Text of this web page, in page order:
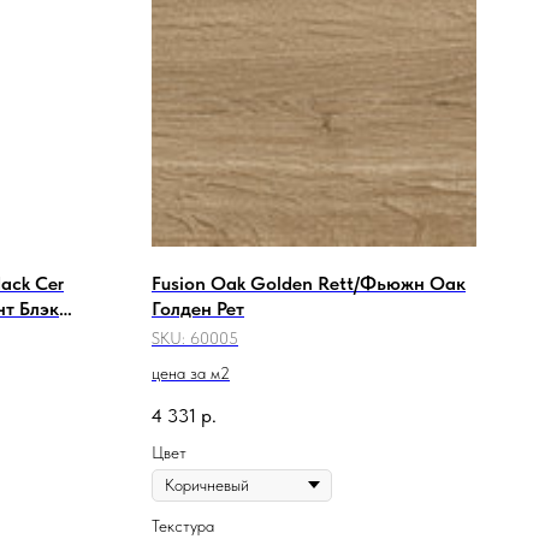
Cer
Блэк
Fusion Oak Golden Rett/Фьюжн Оак
Голден Рет
SKU: 60005
цена за м2
4 331 р.
Цвет
Текстура